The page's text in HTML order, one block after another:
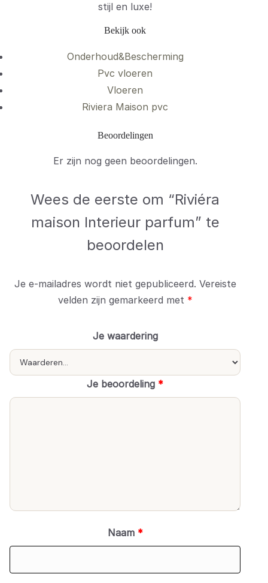
stijl en luxe!
Bekijk ook
Onderhoud&Bescherming
Pvc vloeren
Vloeren
Riviera Maison pvc
Beoordelingen
Er zijn nog geen beoordelingen.
Wees de eerste om “Riviéra
maison Interieur parfum” te
beoordelen
Je e-mailadres wordt niet gepubliceerd. Vereiste
velden zijn gemarkeerd met *
Je waardering
Je beoordeling *
Naam *